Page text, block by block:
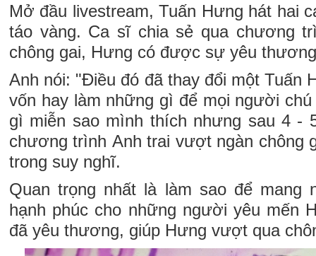
Mở đầu livestream, Tuấn Hưng hát hai
táo vàng. Ca sĩ chia sẻ qua chương
chông gai, Hưng có được sự yêu
Anh nói: "Điều đó đã thay đổi một Tuấn
vốn hay làm những gì để mọi người
gì miễn sao mình thích nhưng sau 4 -
chương trình Anh trai vượt ngàn chông
trong suy nghĩ.
Quan trọng nhất là làm sao để mang
hạnh phúc cho những người yêu mến
đã yêu thương, giúp Hưng vượt qua